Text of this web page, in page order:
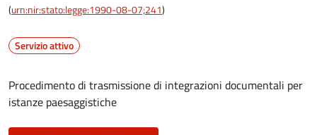
(urn:nir:stato:legge:1990-08-07;241)
Servizio attivo
Procedimento di trasmissione di integrazioni documentali per
istanze paesaggistiche